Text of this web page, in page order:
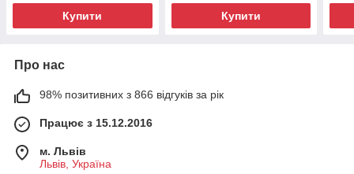
Купити Купити
Про нас
98% позитивних з 866 відгуків за рік
Працює з 15.12.2016
м. Львів
Львів, Україна